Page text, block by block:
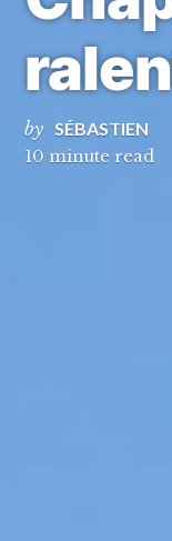
by SÉBASTIEN
10 minute read